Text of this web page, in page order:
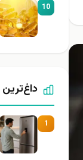
10
داغ‌ترین ۳ ماه اخیر
1